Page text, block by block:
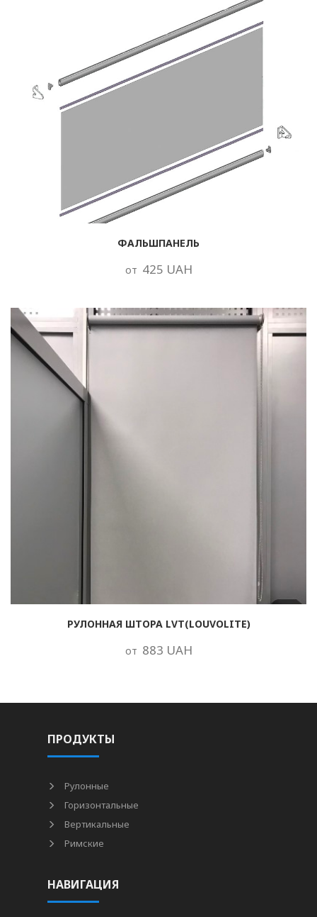
ФАЛЬШПАНЕЛЬ
от 425 UAH
РУЛОННАЯ ШТОРА LVT(LOUVOLITE)
от 883 UAH
ПРОДУКТЫ
Рулонные
Горизонтальные
Вертикальные
Римские
НАВИГАЦИЯ